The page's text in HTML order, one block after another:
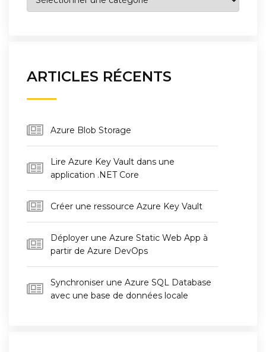
ARTICLES RÉCENTS
Azure Blob Storage
Lire Azure Key Vault dans une
application .NET Core
Créer une ressource Azure Key Vault
Déployer une Azure Static Web App à
partir de Azure DevOps
Synchroniser une Azure SQL Database
avec une base de données locale